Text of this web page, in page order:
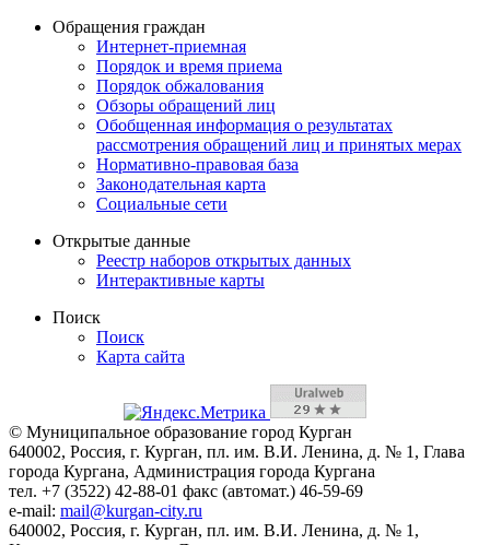
Обращения граждан
Интернет-приемная
Порядок и время приема
Порядок обжалования
Обзоры обращений лиц
Обобщенная информация о результатах
рассмотрения обращений лиц и принятых мерах
Нормативно-правовая база
Законодательная карта
Социальные сети
Открытые данные
Реестр наборов открытых данных
Интерактивные карты
Поиск
Поиск
Карта сайта
© Муниципальное образование город Курган
640002, Россия, г. Курган, пл. им. В.И. Ленина, д. № 1, Глава
города Кургана, Администрация города Кургана
тел. +7 (3522) 42-88-01 факс (автомат.) 46-59-69
e-mail: mail@kurgan-city.ru
640002, Россия, г. Курган, пл. им. В.И. Ленина, д. № 1,